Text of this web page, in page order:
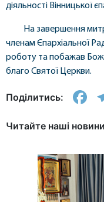
діяльності Вінницької
На завершення
членам Єпархіальної
роботу та побажав
благо Святої Церкви.
Поділитись:
Читайте наші